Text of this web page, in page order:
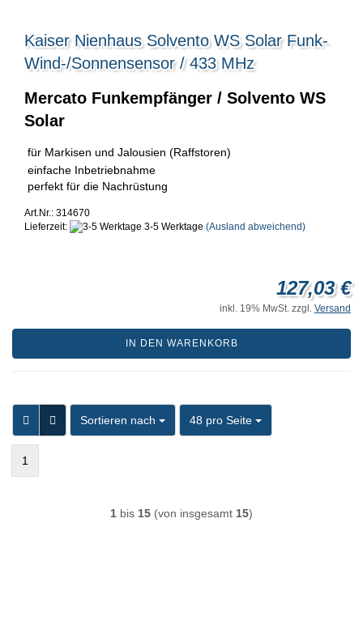
Kaiser Nienhaus Solvento WS Solar Funk-
Wind-/Sonnensensor / 433 MHz
Mercato Funkempfänger / Solvento WS
Solar
für Markisen und Jalousien (Raffstoren)
einfache Inbetriebnahme
perfekt für die Nachrüstung
Art.Nr.: 314670
Lieferzeit:
3-5 Werktage (Ausland abweichend)
127,03 €
inkl. 19% MwSt. zzgl. Versand
IN DEN WARENKORB
Sortieren nach
Sortieren nach 48 pro Seite
pro Seite
1
1 bis 15 (von insgesamt 15)